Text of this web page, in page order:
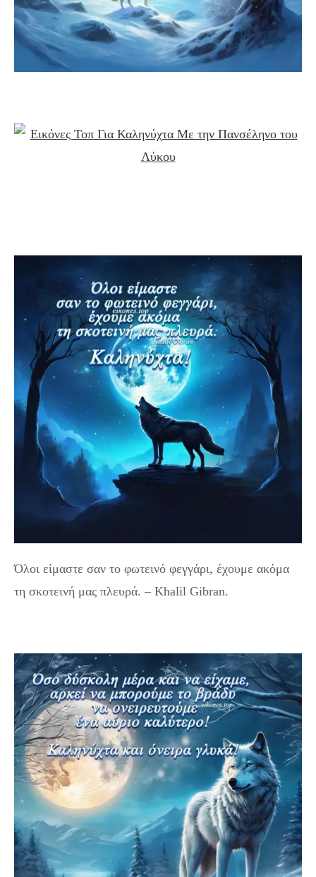
Όλοι είμαστε σαν το φωτεινό φεγγάρι, έχουμε ακόμα
τη σκοτεινή μας πλευρά. – Khalil Gibran.